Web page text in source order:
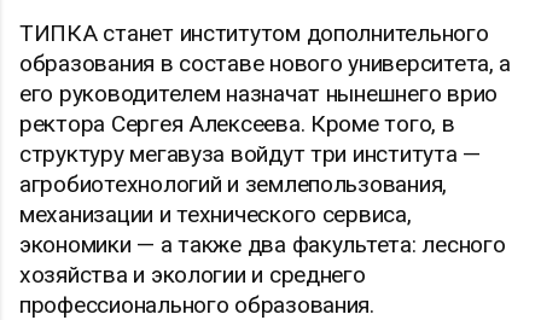
ТИПКА станет институтом дополнительного
образования в составе нового университета, а
его руководителем назначат нынешнего врио
ректора Сергея Алексеева. Кроме того, в
структуру мегавуза войдут три института —
агробиотехнологий и землепользования,
механизации и технического сервиса,
экономики — а также два факультета: лесного
хозяйства и экологии и среднего
профессионального образования.